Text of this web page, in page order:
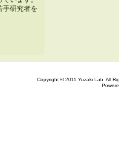
手研究者を
Copyright © 2011 Yuzaki Lab. All